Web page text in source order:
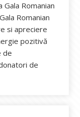
Romanian
Romanian
si apreciere
pozitivă
de
de
pentru